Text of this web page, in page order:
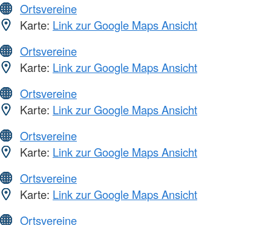
Ortsvereine
Karte: Link zur Google Maps Ansicht
Ortsvereine
Karte: Link zur Google Maps Ansicht
Ortsvereine
Karte: Link zur Google Maps Ansicht
Ortsvereine
Karte: Link zur Google Maps Ansicht
Ortsvereine
Karte: Link zur Google Maps Ansicht
Ortsvereine